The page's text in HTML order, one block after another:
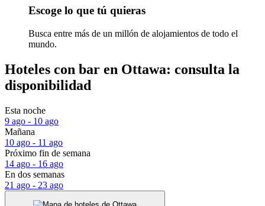
Escoge lo que tú quieras
Busca entre más de un millón de alojamientos de todo el
mundo.
Hoteles con bar en Ottawa: consulta la
disponibilidad
Esta noche
9 ago - 10 ago
Mañana
10 ago - 11 ago
Próximo fin de semana
14 ago - 16 ago
En dos semanas
21 ago - 23 ago